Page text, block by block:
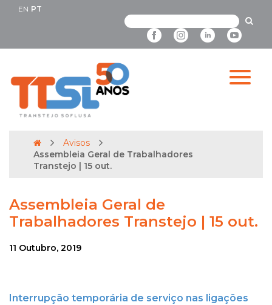
EN PT
Avisos
Assembleia Geral de Trabalhadores
Transtejo | 15 out.
Assembleia Geral de
Trabalhadores Transtejo | 15 out.
11 Outubro, 2019
Interrupção temporária de serviço nas ligações